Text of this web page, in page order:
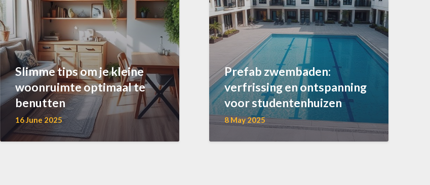
Slimme tips om je kleine
woonruimte optimaal te
benutten
16 June 2025
Prefab zwembaden:
verfrissing en ontspanning
voor studentenhuizen
8 May 2025